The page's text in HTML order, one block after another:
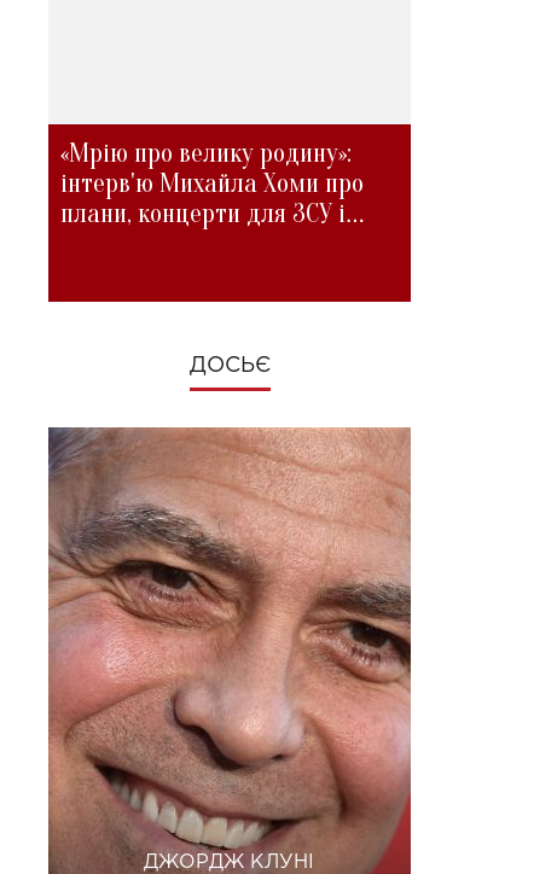
«Мрію про велику родину»:
інтерв'ю Михайла Хоми про
плани, концерти для ЗСУ і
ДОСЬЄ
ДЖОРДЖ КЛУНІ